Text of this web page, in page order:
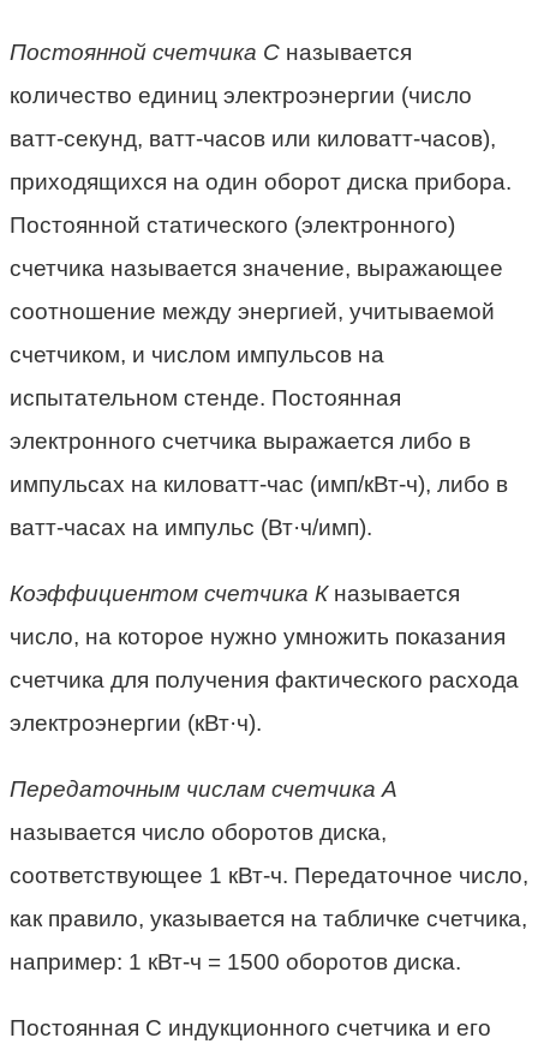
Постоянной счетчика С называется
количество единиц электро­энергии (число
ватт-секунд, ватт-часов или киловатт-часов),
приходящихся на один оборот диска прибора.
Постоянной статического (электронного)
счетчика называется значение, выражающее
соотношение между энергией, учитываемой
счетчиком, и числом импульсов на
испытательном стенде. Постоянная
электронного счетчика выражается либо в
импульсах на киловатт-час (имп/кВт-ч), либо в
ватт-часах на импульс (Вт·ч/имп).
Коэффициентом счетчика Кназывается
число, на которое нужно умножить показания
счетчика для получения фактического расхода
электроэнергии (кВт·ч).
Передаточным числам счетчика А
называется число оборотов диска,
соответствующее 1 кВт-ч. Передаточное число,
как правило, указывается на табличке счетчика,
например: 1 кВт-ч = 1500 оборотов диска.
Постоянная С индукционного счетчика и его